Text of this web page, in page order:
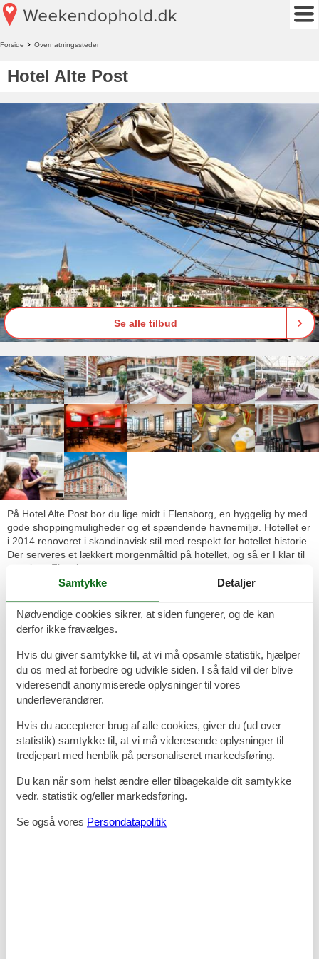
Forside Overnatningssteder
Hotel Alte Post
Se alle tilbud
På Hotel Alte Post bor du lige midt i Flensborg, en hyggelig by med
gode shoppingmuligheder og et spændende havnemiljø. Hotellet er
i 2014 renoveret i skandinavisk stil med respekt for hotellet historie.
Der serveres et lækkert morgenmåltid på hotellet, og så er I klar til
at opleve Flensborg.
Beskrivelse
Tæt på den danske grænse, midt i hjertet af Flensborg, for enden
af gågaden og tæt ved den maleriske havn, ligger Hotel Alte Post. I
renoveret og der blev skabt et fantastisk miljø med skandinavisk
elegance, hvor det moderne og det traditionelle forenes i perfekt
harmoni.
De rummelige dobbeltværelser er smukt indrettet i skandinavisk stil,
som er en perfekt kombination af komfort og elegance. De er
ideelle til en forlænget weekend, en pause fra hverdagen eller bare
en smuttur over grænsen. Værelserne er i lyse varme farver,
hyggelige og udstyret med en dejlig komfortabel dobbeltseng, et
moderne badeværelse, hårtørrer, skrivebord og stol, natborde, TV,
gratis internet, mm.
Restaurant
Samtykke Detaljer
Nødvendige cookies sikrer, at siden fungerer, og de kan
derfor ikke fravælges.
Hvis du giver samtykke til, at vi må opsamle statistik, hjælper
du os med at forbedre og udvikle siden. I så fald vil der blive
videresendt anonymiserede oplysninger til vores
underleverandører.
Hvis du accepterer brug af alle cookies, giver du (ud over
statistik) samtykke til, at vi må videresende oplysninger til
tredjepart med henblik på personaliseret markedsføring.
Du kan når som helst ændre eller tilbagekalde dit samtykke
vedr. statistik og/eller markedsføring.
Se også vores Persondatapolitik